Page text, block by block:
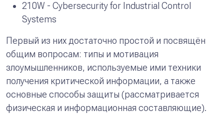
210W - Cybersecurity for Industrial Control
Systems
Первый из них достаточно простой и посвящён
общим вопросам: типы и мотивация
злоумышленников, используемые ими техники
получения критической информации, а также
основные способы защиты (рассматривается
физическая и информационная составляющие).